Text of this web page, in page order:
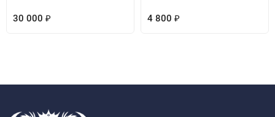
30 000 ₽ 4 800 ₽